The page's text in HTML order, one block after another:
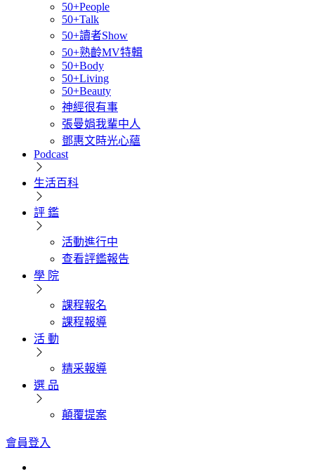
50+People
50+Talk
50+讀者Show
50+熟齡MV特輯
50+Body
50+Living
50+Beauty
神經很有事
張曼娟我輩中人
鄧惠文時光心蘊
Podcast
生活百科
評 鑑
活動進行中
查看評鑑報告
學 院
課程報名
課程報導
活 動
精采報導
選 品
顛覆提案
會員登入